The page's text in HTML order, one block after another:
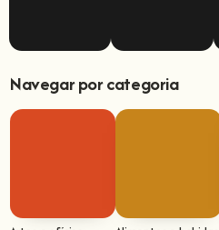
Navegar por categoria